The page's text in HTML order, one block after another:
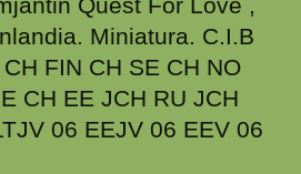
Miniatura. C.I.B
FIN CH SE CH NO
CH EE JCH RU JCH
06 EEJV 06 EEV 06